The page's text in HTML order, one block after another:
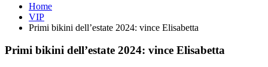
Home
VIP
Primi bikini dell’estate 2024: vince Elisabetta
Primi bikini dell’estate 2024: vince Elisabetta